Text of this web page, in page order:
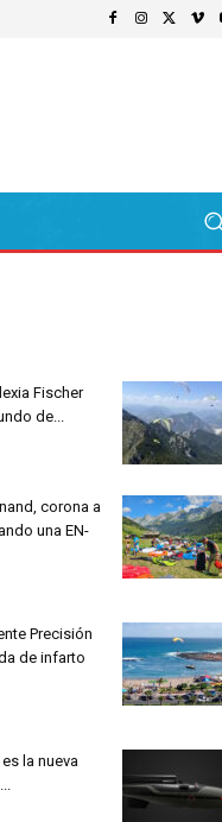
Fischer
de...
corona a
una EN-
Precisión
de infarto
la nueva